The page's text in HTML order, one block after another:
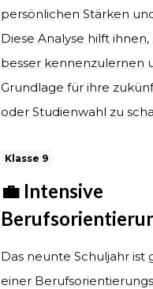
persönlichen Stärken
Diese Analyse hilft ihnen,
besser kennenzulernen
Grundlage für ihre
oder Studienwahl zu
Klasse 9
💼 Intensive
Das neunte Schuljahr ist
einer